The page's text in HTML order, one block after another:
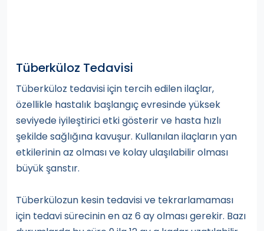
Tüberküloz Tedavisi
Tüberküloz tedavisi için tercih edilen ilaçlar,
özellikle hastalık başlangıç evresinde yüksek
seviyede iyileştirici etki gösterir ve hasta hızlı
şekilde sağlığına kavuşur. Kullanılan ilaçların yan
etkilerinin az olması ve kolay ulaşılabilir olması
büyük şanstır.
Tüberkülozun kesin tedavisi ve tekrarlamaması
için tedavi sürecinin en az 6 ay olması gerekir. Bazı